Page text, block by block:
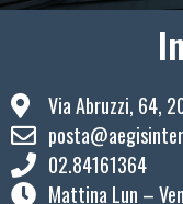
Via Abruzzi, 64,
02.84161364
Mattina Lun –